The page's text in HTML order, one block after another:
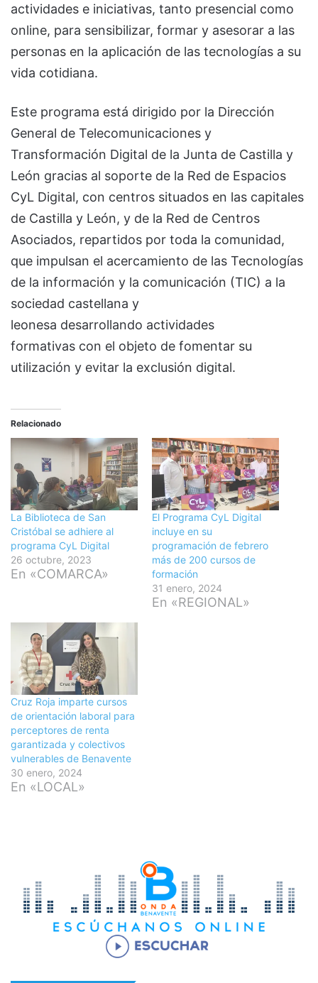
actividades e iniciativas, tanto presencial como
online, para sensibilizar, formar y asesorar a las
personas en la aplicación de las tecnologías a su
vida cotidiana.
Este programa está dirigido por la Dirección
General de Telecomunicaciones y
Transformación Digital de la Junta de Castilla y
León gracias al soporte de la Red de Espacios
CyL Digital, con centros situados en las capitales
de Castilla y León, y de la Red de Centros
Asociados, repartidos por toda la comunidad,
que impulsan el acercamiento de las Tecnologías
de la información y la comunicación (TIC) a la
sociedad castellana y
leonesa desarrollando actividades
formativas con el objeto de fomentar su
utilización y evitar la exclusión digital.
Relacionado
La Biblioteca de San
Cristóbal se adhiere al
programa CyL Digital
26 octubre, 2023
En «COMARCA»
El Programa CyL Digital
incluye en su
programación de febrero
más de 200 cursos de
formación
31 enero, 2024
En «REGIONAL»
Cruz Roja imparte cursos
de orientación laboral para
perceptores de renta
garantizada y colectivos
vulnerables de Benavente
30 enero, 2024
En «LOCAL»